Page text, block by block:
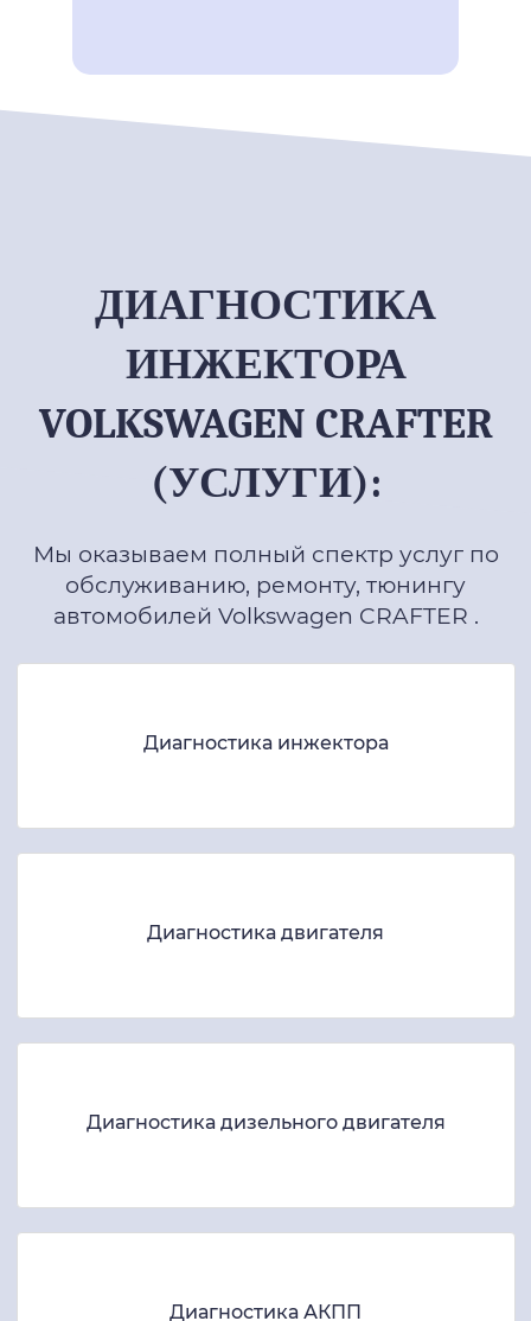
ДИАГНОСТИКА
ИНЖЕКТОРА
VOLKSWAGEN CRAFTER
(УСЛУГИ):
Мы оказываем полный спектр услуг по
обслуживанию, ремонту, тюнингу
автомобилей Volkswagen CRAFTER .
Диагностика инжектора
Диагностика двигателя
Диагностика дизельного двигателя
Диагностика АКПП